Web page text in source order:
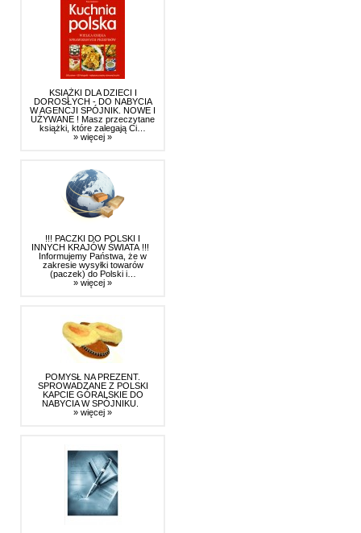
KSIĄŻKI DLA DZIECI I
DOROSŁYCH - DO NABYCIA
W AGENCJI SPÓJNIK. NOWE I
UŻYWANE ! Masz przeczytane
książki, które zalegają Ci…
» więcej »
!!! PACZKI DO POLSKI I
INNYCH KRAJÓW ŚWIATA !!!
Informujemy Państwa, że w
zakresie wysyłki towarów
(paczek) do Polski i…
» więcej »
POMYSŁ NA PREZENT.
SPROWADZANE Z POLSKI
KAPCIE GÓRALSKIE DO
NABYCIA W SPÓJNIKU.
» więcej »